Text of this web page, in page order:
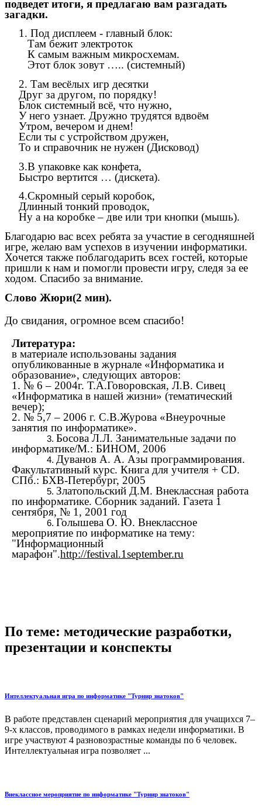
подведет итоги, я предлагаю вам разгадать
загадки.
1. Под дисплеем - главный блок:
Там бежит электроток
К самым важным микросхемам.
Этот блок зовут ….. (системный)
2. Там весёлых игр десятки
Друг за другом, по порядку!
Блок системный всё, что нужно,
У него узнает. Дружно трудятся вдвоём
Утром, вечером и днем!
Если ты с устройством дружен,
То и справочник не нужен (Дисковод)
3.В упаковке как конфета,
Быстро вертится … (дискета).
4.Скромный серый коробок,
Длинный тонкий проводок,
Ну а на коробке – две или три кнопки (мышь).
Благодарю вас всех ребята за участие в сегодняшней
игре, желаю вам успехов в изучении информатики.
Хочется также поблагодарить всех гостей, которые
пришли к нам и помогли провести игру, следя за ее
ходом. Спасибо за внимание.
Слово Жюри(2 мин).
До свидания, огромное всем спасибо!
Литература:
в материале использованы задания
опубликованные в журнале «Информатика и
образование», следующих авторов:
1. № 6 – 2004г. Т.А.Говоровская, Л.В. Сивец
«Информатика в нашей жизни» (тематический
вечер);
2. № 5,7 – 2006 г. С.В.Журова «Внеурочные
занятия по информатике».
Босова Л.Л. Занимательные задачи по
информатике/М.: БИНОМ, 2006
Дуванов А. А. Азы программирования.
Факультативный курс. Книга для учителя + CD.
СПб.: БХВ-Петербург, 2005
Златопольский Д.М. Внеклассная работа
по информатике. Сборник заданий. Газета 1
сентября, № 1, 2001 год
Голышева О. Ю. Внеклассное
мероприятие по информатике на тему:
"Информационный
марафон".http://festival.1september.ru
По теме: методические разработки,
презентации и конспекты
Интеллектуальная игра по информатике "Турнир знатоков"
В работе представлен сценарий мероприятия для учащихся 7–
9-х классов, проводимого в рамках недели информатики. В
игре участвуют 4 разновозрастные команды по 6 человек.
Интеллектуальная игра позволяет ...
Внеклассное мероприятие по информатике "Турнир знатоков"